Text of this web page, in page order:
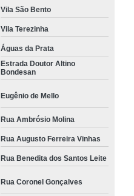
Vila São Bento
Vila Terezinha
Águas da Prata
Estrada Doutor Altino
Bondesan
Eugênio de Mello
Rua Ambrósio Molina
Rua Augusto Ferreira Vinhas
Rua Benedita dos Santos Leite
Rua Coronel Gonçalves